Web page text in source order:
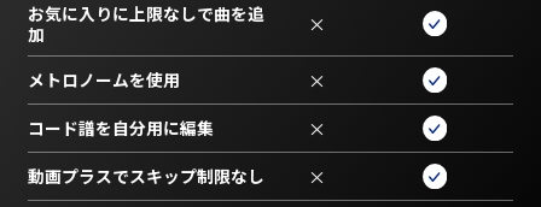
お気に入りに上限なしで曲を追
加
×
メトロノームを使用 ×
コード譜を自分用に編集 ×
動画プラスでスキップ制限なし ×